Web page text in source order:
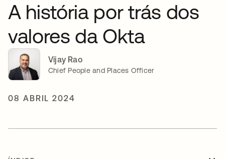
A história por trás dos
valores da Okta
Vijay Rao
Chief People and Places Officer
08 ABRIL 2024